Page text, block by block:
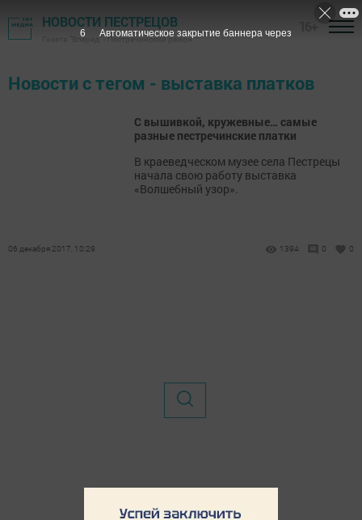
НОВОСТИ ПЕСТРЕЦОВ
Газета "Вперед" - Пестречинский район
Новости с тегом - выставка платков
С вышивкой, кружевные… самые
разные пестречинские платки
В краеведческом музее села Пестрецы
начала свою работу выставка
«Волшебный узор».
06 декабря 2017, 10:29 1394 0 0
6 Автоматическое закрытие баннера через